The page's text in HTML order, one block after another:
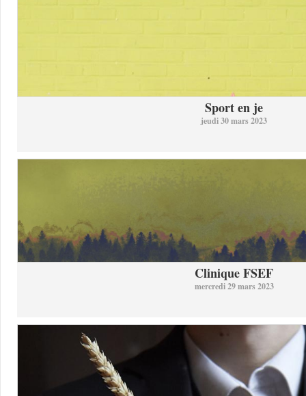
Sport en je
jeudi 30 mars 2023
Clinique FSEF
mercredi 29 mars 2023